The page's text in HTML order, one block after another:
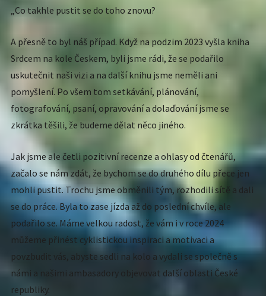
„Co takhle pustit se do toho znovu?
A přesně to byl náš případ. Když na podzim 2023 vyšla kniha
Srdcem na kole Českem, byli jsme rádi, že se podařilo
uskutečnit naši vizi a na další knihu jsme neměli ani
pomyšlení. Po všem tom setkávání, plánování,
fotografování, psaní, opravování a dolaďování jsme se
zkrátka těšili, že budeme dělat něco jiného.
Jak jsme ale četli pozitivní recenze a ohlasy od čtenářů,
začalo se nám zdát, že bychom se do druhého dílu přece jen
mohli pustit. Trochu jsme obměnili tým, rozhodili sítě a dali
se do práce. Byla to zase jízda až do poslední chvíle, ale
podařilo se. Máme velkou radost, že vám i v roce 2024
můžeme přinést cyklistickou inspiraci a motivaci a
povzbudit vás, abyste sedli na kolo a vydali se společně s
námi a našimi ambasadory objevovat další oblasti České
republiky.